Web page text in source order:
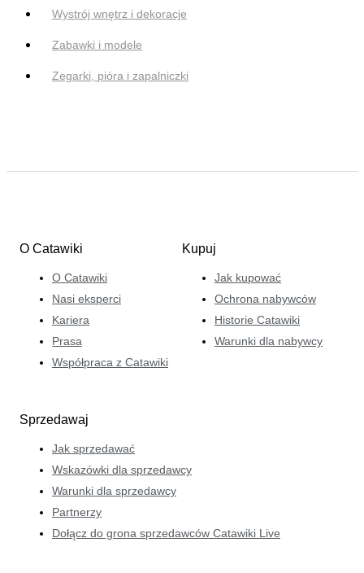
Wystrój wnętrz i dekoracje
Zabawki i modele
Zegarki, pióra i zapalniczki
O Catawiki
O Catawiki
Nasi eksperci
Kariera
Prasa
Współpraca z Catawiki
Kupuj
Jak kupować
Ochrona nabywców
Historie Catawiki
Warunki dla nabywcy
Sprzedawaj
Jak sprzedawać
Wskazówki dla sprzedawcy
Warunki dla sprzedawcy
Partnerzy
Dołącz do grona sprzedawców Catawiki Live